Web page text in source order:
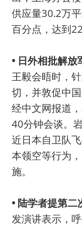
供应量30.2万
百分点，达到
• 日外相批解放
王毅会晤时，
切，并敦促中
经中文网报道
40分钟会谈。
近日本自卫队
本领空等行为
施。
• 陆学者提第二
发演讲表示，